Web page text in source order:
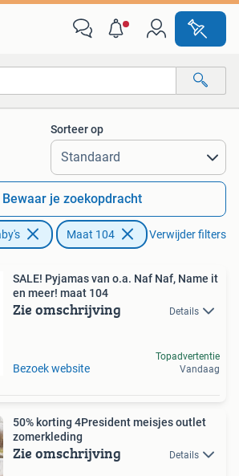
Alle afstanden…
Sorteer op
Bewaar je zoekopdracht
Maat 104 Verwijder filters
SALE! Pyjamas van o.a. Naf Naf, Name it
en meer! maat 104
Zie omschrijving Details
Bezoek website
Topadvertentie
Vandaag
50% korting 4President meisjes outlet
zomerkleding
Zie omschrijving Details